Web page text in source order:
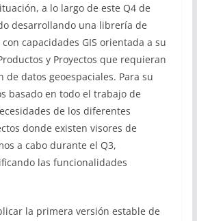
a lo largo de este Q4 de
desarrollando una librería de
capacidades GIS orientada a su
y Proyectos que requieran
de datos geoespaciales. Para su
basado en todo el trabajo de
de los diferentes
donde existen visores de
a cabo durante el Q3,
las funcionalidades
la primera versión estable de